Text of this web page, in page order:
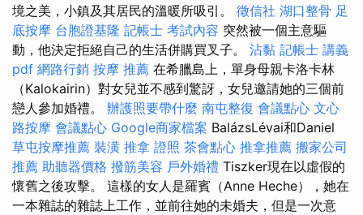
境之美，小鎮及其居民的溫暖所吸引。 徵信社 湖口整骨 足
底按摩 台胞證基隆 記帳士 考試內容 突然被一個主意驅
動，他決定拒絕自己的生活併購買叉子。 沾黏 記帳士 講義
pdf 網路行銷 按摩 推薦 在希臘島上，單身母親卡洛卡林
（Kalokairin）對女兒並不感到驚訝，女兒邀請她的三個前
戀人參加婚禮。 辦護照要帶什麼 南屯整復 會議點心 文心
路按摩 會議點心 Google商家檔案 BalázsLévai和Daniel
草屯按摩推薦 裝潢 推拿 證照 茶會點心 推拿推薦 搬家公司
推薦 助聽器價格 撥筋美容 戶外婚禮 Tiszker現在以虛假的
懷舊之後攻擊。 這樣的女人是羅賓（Anne Heche），她在
一本雜誌的雜誌上工作，並前往她的未婚夫，但是一次意